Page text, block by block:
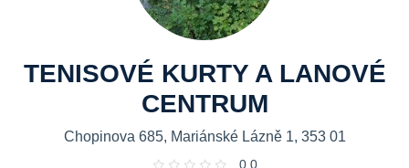
TENISOVÉ KURTY A LANOVÉ
CENTRUM
Chopinova 685, Mariánské Lázně 1, 353 01
0.0